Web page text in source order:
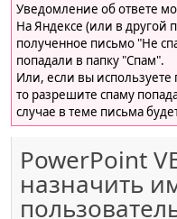
Уведомление об ответе
На Яндексе (или в другой
полученное письмо "Не
попадали в папку "Спам".
Или, если вы используете
то разрешите спаму
случае в теме письма
PowerPoint
назначить